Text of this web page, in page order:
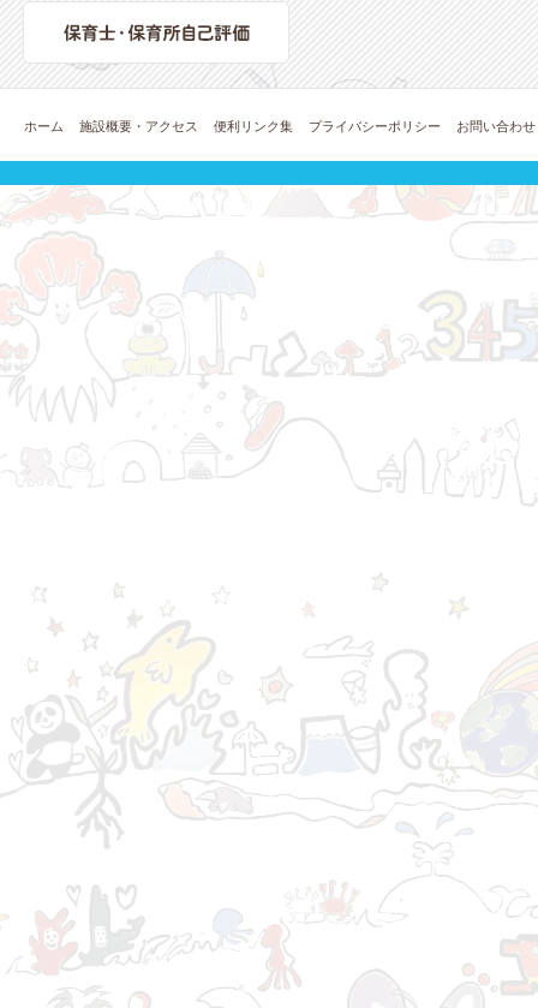
ホーム 施設概要・アクセス 便利リンク集 プライバシーポリシー お問い合わせ